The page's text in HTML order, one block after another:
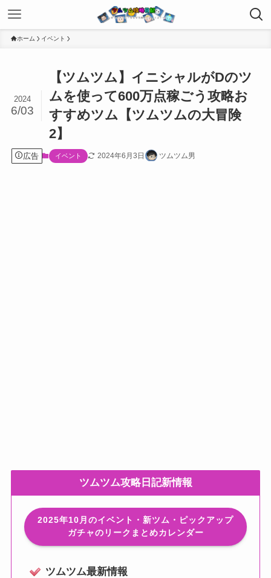
ホーム イベント
【ツムツム】イニシャルがDのツ
ムを使って600万点稼ごう攻略お
すすめツム【ツムツムの大冒険
2】
2024
6/03
広告 イベント 2024年6月3日 ツムツム男
ツムツム攻略日記新情報
2025年10月のイベント・新ツム・ピックアップ
ガチャのリークまとめカレンダー
ツムツム最新情報